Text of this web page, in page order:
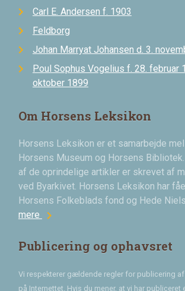
Carl E. Andersen f. 1903
Feldborg
Johan Marryat Johansen d. 3.
Poul Sophus Vogelius f. 28. februar
oktober 1899
Om Horsens Leksikon
Horsens Leksikon er et samarbejde
Horsens Museum og Horsens
af de oprindelige artikler er skrevet af
ved Byarkivet. Horsens Leksikon har
Horsens Folkeblads fond og Hede
mere chevron_right
Publicering og ophavsret
Vi respekterer gældende regler for publicering
på Internettet. Hvis du mener, at vi har publiceret